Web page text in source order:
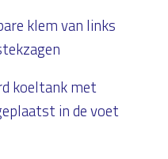
klem van links
koeltank met
in de voet